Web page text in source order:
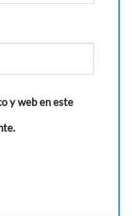
y web en este